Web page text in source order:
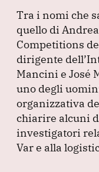
Tra i nomi che
quello di
Competitions
dirigente
Mancini e José
uno degli
organizzativa
chiarire alcuni
investigatori
Var e alla